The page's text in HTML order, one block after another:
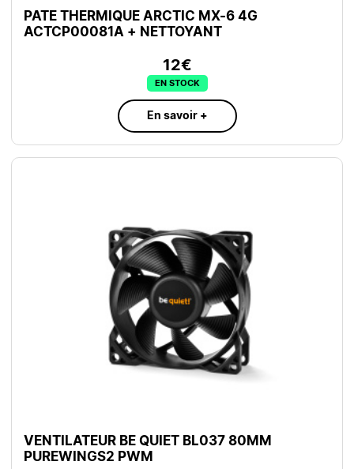
PATE THERMIQUE ARCTIC MX-6 4G
ACTCP00081A + NETTOYANT
12€
EN STOCK
En savoir +
VENTILATEUR BE QUIET BL037 80MM
PUREWINGS2 PWM